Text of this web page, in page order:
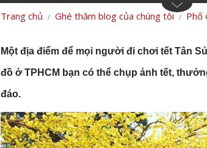
Trang chủ Ghé thăm blog của chúng tôi Phố
Một địa điểm để mọi người đi chơi tết Tân
đồ ở TPHCM bạn có thể chụp ảnh tết,
đáo.